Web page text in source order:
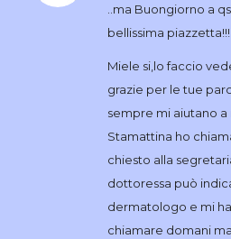
..ma Buongiorno a
bellissima piazzetta!!!
Miele si,lo faccio
grazie per le tue
sempre mi aiutano a
Stamattina ho
chiesto alla
dottoressa può
dermatologo e mi
chiamare domani